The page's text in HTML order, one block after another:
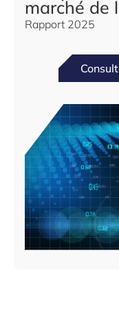
marché de
Rapport 2025